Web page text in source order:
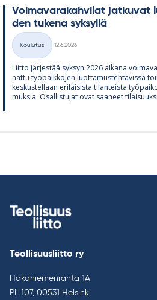
Voi­ma­va­ra­kah­vi­lat jat­ku­vat
den tu­kena syk­syllä
Kategoriat
Koulutus
12.6.2026
Liitto jär­jes­tää syk­syn 2026 ai­kana
nattu työ­paik­ko­jen luot­ta­mus­teh­tä­vissä
kes­kus­tel­laan eri­lai­sista ti­lan­teista
muk­sia. Osal­lis­tu­jat ovat saa­neet
Teollisuusliitto ry
Hakaniemenranta 1A
PL 107, 00531 Helsinki